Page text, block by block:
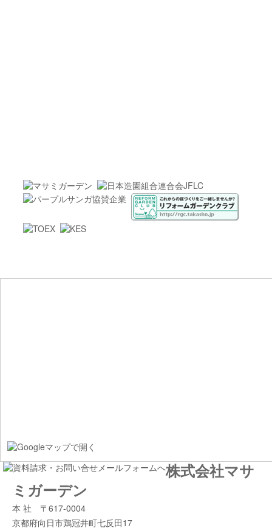
株式会社マサ
ミガーデン
本 社 〒617-0004
京都府向日市鶏冠井町七反田17